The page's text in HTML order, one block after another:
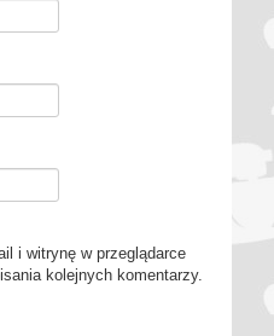
i witrynę w przeglądarce
kolejnych komentarzy.